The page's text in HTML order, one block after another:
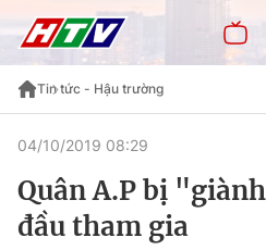
Tin tức - Hậu trường
04/10/2019 08:29
Quân A.P bị
đầu tham gia